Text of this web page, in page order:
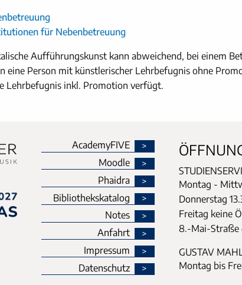
für Nebenbetreuung
Aufführungskunst kann abweichend, bei einem
eine Person mit künstlerischer Lehrbefugnis ohne
Lehrbefugnis inkl. Promotion verfügt.
AcademyFIVE
Moodle
Phaidra
Bibliothekskatalog
Notes
Anfahrt
Impressum
Datenschutz
Montag -
Donnerstag
Freitag keine
8.-Mai-Straße
GUSTAV
Montag bis